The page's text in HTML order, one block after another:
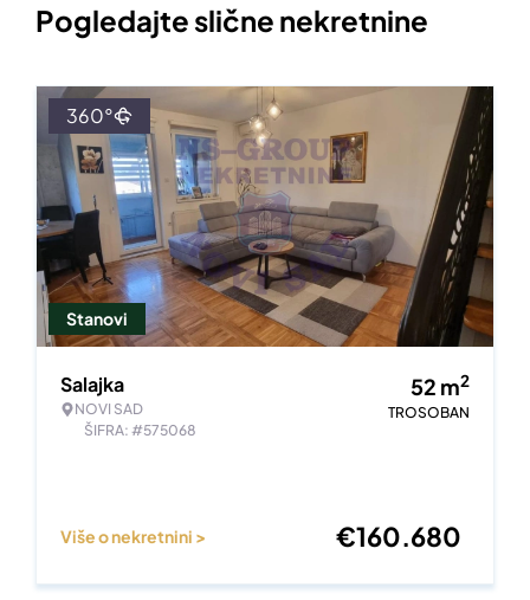
Pogledajte slične nekretnine
Stanovi
360°
Salajka
NOVI SAD
ŠIFRA: #575068
52 m2
TROSOBAN
Više o nekretnini > €160.680